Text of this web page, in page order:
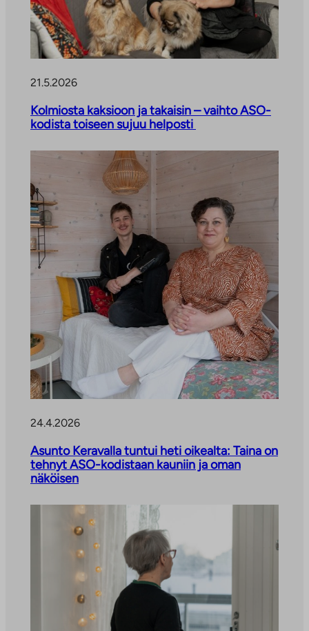
21.5.2026
Kolmiosta kaksioon ja takaisin – vaihto ASO-
kodista toiseen sujuu helposti
24.4.2026
Asunto Keravalla tuntui heti oikealta: Taina on
tehnyt ASO-kodistaan kauniin ja oman
näköisen